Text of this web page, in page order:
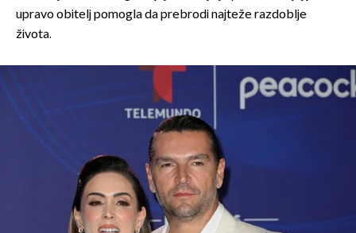
upravo obitelj pomogla da prebrodi najteže razdoblje
života.